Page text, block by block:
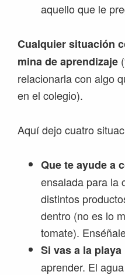
aquello que le
Cualquier situación
mina de aprendizaje
relacionarla con algo
en el colegio).
Aquí dejo cuatro
Que te ayude a
ensalada para la
distintos
dentro (no es lo
tomate).
Si vas a la playa
aprender. El